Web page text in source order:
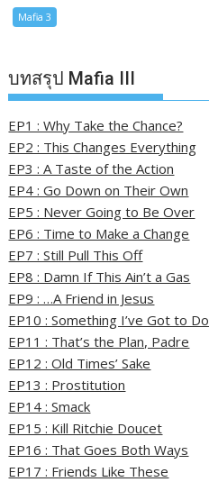
Mafia 3
บทสรุป Mafia III
EP1 : Why Take the Chance?
EP2 : This Changes Everything
EP3 : A Taste of the Action
EP4 : Go Down on Their Own
EP5 : Never Going to Be Over
EP6 : Time to Make a Change
EP7 : Still Pull This Off
EP8 : Damn If This Ain’t a Gas
EP9 : …A Friend in Jesus
EP10 : Something I’ve Got to Do
EP11 : That’s the Plan, Padre
EP12 : Old Times’ Sake
EP13 : Prostitution
EP14 : Smack
EP15 : Kill Ritchie Doucet
EP16 : That Goes Both Ways
EP17 : Friends Like These